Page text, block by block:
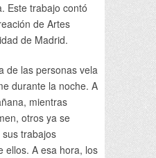
Este trabajo contó
de Artes
de Madrid.
de las personas vela
durante la noche. A
mientras
otros ya se
trabajos
ellos. A esa hora, los